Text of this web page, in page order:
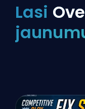
Lasi